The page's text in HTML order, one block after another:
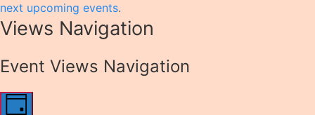
next upcoming events.
Views Navigation
Event Views Navigation